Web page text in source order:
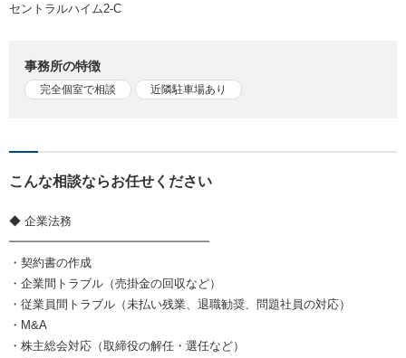
セントラルハイム2-C
事務所の特徴
完全個室で相談 近隣駐車場あり
こんな相談ならお任せください
◆ 企業法務
━━━━━━━━━━━━━━━━━
・契約書の作成
・企業間トラブル（売掛金の回収など）
・従業員間トラブル（未払い残業、退職勧奨、問題社員の対応）
・M&A
・株主総会対応（取締役の解任・選任など）